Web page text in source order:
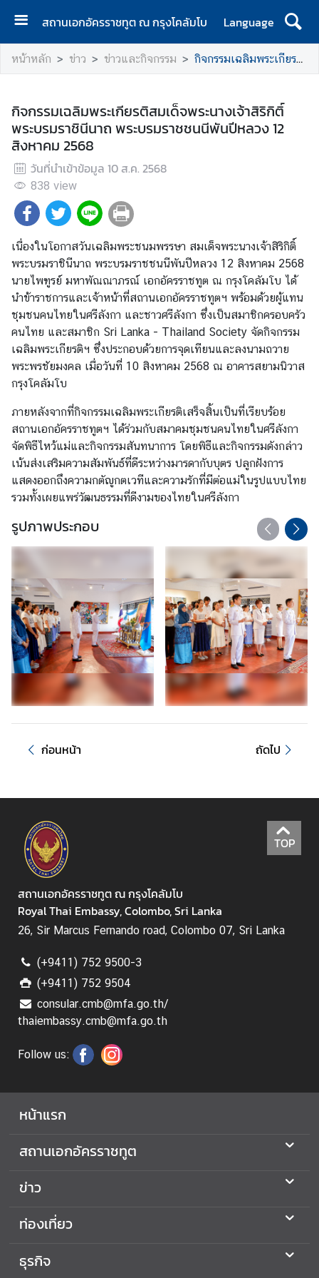
สถานเอกอัครราชทูต ณ กรุงโคลัมโบ
Language
ห
น้
ร
ก
ส
ถ
น
อ
ก
อั
ค
ร
ร
า
ช
ทู
ต
บ
ริ
ก
า
ก
ง
ล
ข่
า
ว
ท่
อ
ย
ธุ
ร
กิ
จ
ก
ร
ะ
ท
ร
ง
า
ร
า
ง
ร
เ
ศ
หน้าหลัก ข่าว ข่าวและกิจกรรม กิจกรรมเฉลิมพระเกียรติสมเด็จพระนางเจ้าสิริกิติ์ พระบรมราชินีนาถ พระบรมราชชนนีพันปีหลวง 12 สิงหาคม 2568
กิจกรรมเฉลิมพระเกียรติสมเด็จพระนางเจ้าสิริกิติ์
พระบรมราชินีนาถ พระบรมราชชนนีพันปีหลวง 12
สิงหาคม 2568
วันที่นำเข้าข้อมูล 10 ส.ค. 2568
838 view
เนื่องในโอกาสวันเฉลิมพระชนมพรรษา สมเด็จพระนางเจ้าสิริกิติ์
พระบรมราชินีนาถ พระบรมราชชนนีพันปีหลวง 12 สิงหาคม 2568
นายไพฑูรย์ มหาพัณณาภรณ์ เอกอัครราชทูต ณ กรุงโคลัมโบ ได้
นำข้าราชการและเจ้าหน้าที่สถานเอกอัครราชทูตฯ พร้อมด้วยผู้แทน
ชุมชนคนไทยในศรีลังกา และชาวศรีลังกา ซึ่งเป็นสมาชิกครอบครัว
คนไทย และสมาชิก Sri Lanka - Thailand Society จัดกิจกรรม
เฉลิมพระเกียรติฯ ซึ่งประกอบด้วยการจุดเทียนและลงนามถวาย
พระพรชัยมงคล เมื่อวันที่ 10 สิงหาคม 2568 ณ อาคารสยามนิวาส
กรุงโคลัมโบ
ภายหลังจากที่กิจกรรมเฉลิมพระเกียรติเสร็จสิ้นเป็นที่เรียบร้อย
สถานเอกอัครราชทูตฯ ได้ร่วมกับสมาคมชุมชนคนไทยในศรีลังกา
จัดพิธีไหว้แม่และกิจกรรมสันทนาการ โดยพิธีและกิจกรรมดังกล่าว
เน้นส่งเสริมความสัมพันธ์ที่ดีระหว่างมารดากับบุตร ปลูกฝังการ
แสดงออกถึงความกตัญูกตเวทีและความรักที่มีต่อแม่ในรูปแบบไทย
รวมทั้งเผยแพร่วัฒนธรรมที่ดีงามของไทยในศรีลังกา
รูปภาพประกอบ
ก่อนหน้า ถัดไป
TOP
สถานเอกอัครราชทูต ณ กรุงโคลัมโบ
Royal Thai Embassy, Colombo, Sri Lanka
26, Sir Marcus Fernando road, Colombo 07, Sri Lanka
(+9411) 752 9500-3
(+9411) 752 9504
consular.cmb@mfa.go.th/
thaiembassy.cmb@mfa.go.th
Follow us:
หน้าแรก
สถานเอกอัครราชทูต
ข่าว
ท่องเที่ยว
ธุรกิจ